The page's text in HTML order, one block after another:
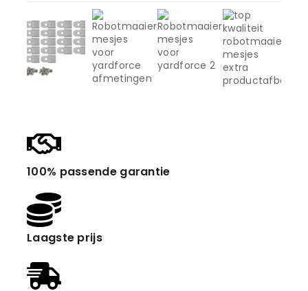
100% passende garantie
Laagste prijs